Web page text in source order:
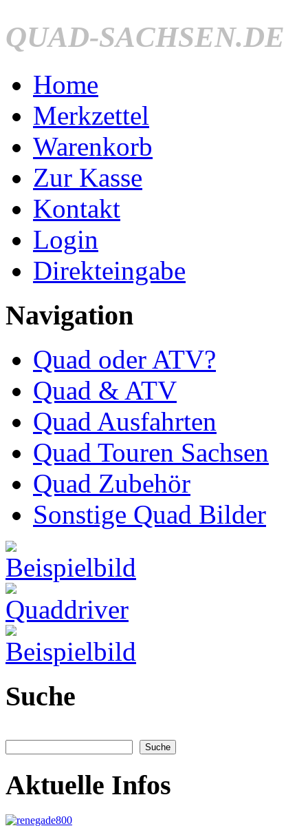
QUAD-SACHSEN.DE
Home
Merkzettel
Warenkorb
Zur Kasse
Kontakt
Login
Direkteingabe
Navigation
Quad oder ATV?
Quad & ATV
Quad Ausfahrten
Quad Touren Sachsen
Quad Zubehör
Sonstige Quad Bilder
Suche
Aktuelle Infos